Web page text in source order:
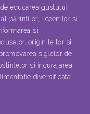
educarea gustului
părintilor, liceenilor si
si
originile lor si
siglelor de
si incurajarea
diversificata